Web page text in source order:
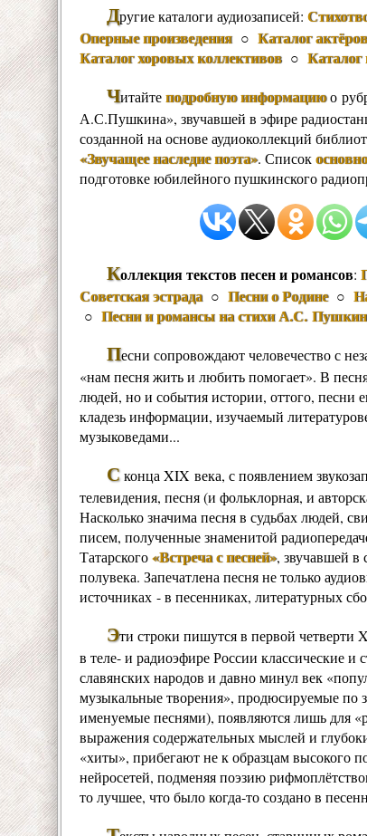
Другие каталоги аудиозаписей:
Оперные произведения○ Каталог
Каталог хоровых коллективов○ Каталог
Читайтеподробную информациюо
А.С.Пушкина», звучавшей в эфире
созданной на основе аудиоколлекций
«Звучащее наследие поэта». Список
подготовке юбилейного пушкинского
Коллекция текстов песен и романсов:
Советская эстрада○ Песни о Родине○
○ Песни и романсы на стихи А.С.
Песни сопровождают человечество с
«нам песня жить и любить помогает». В
людей, но и события истории, оттого, песни
кладезь информации, изучаемый
музыковедами...
Сконца XIX века, с появлением
телевидения, песня (и фольклорная, и
Насколько значима песня в судьбах людей,
писем, полученные знаменитой
Татарского«Встреча с песней», звучавшей в
полувека. Запечатлена песня не только
источниках - в песенниках, литературных
Эти строки пишутся в первой четверти
в теле- и радиоэфире России классические
славянских народов и давно минул век
музыкальные творения», продюсируемые по
именуемые песнями), появляются лишь для
выражения содержательных мыслей и
«хиты», прибегают не к образцам высокого
нейросетей, подменяя поэзию
то лучшее, что было когда-то создано в